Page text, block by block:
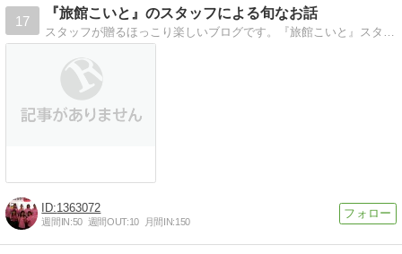
17
『旅館こいと』のスタッフによる旬なお話
1363072
週間IN:50 週間OUT:10 月間IN:150